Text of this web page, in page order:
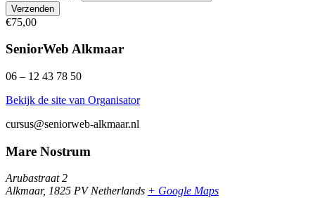
Verzenden
€75,00
SeniorWeb Alkmaar
06 – 12 43 78 50
Bekijk de site van Organisator
cursus@seniorweb-alkmaar.nl
Mare Nostrum
Arubastraat 2
Alkmaar, 1825 PV Netherlands + Google Maps